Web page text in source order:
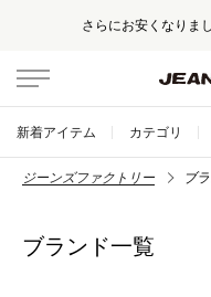
さらにお安くなりま
新着アイテム カテゴリ
ジーンズファクトリー ブ
ブランド一覧